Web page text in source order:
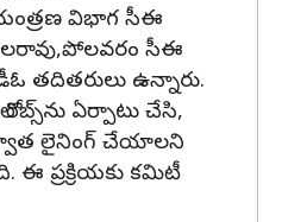
విభాగ సీఈ
సీఈ
తదితరులు ఉన్నారు.
రిబ్స్‌ను ఏర్పాటు చేసి,
లైనింగ్‌ చేయాలని
ఈ ప్రక్రియకు కమిటీ